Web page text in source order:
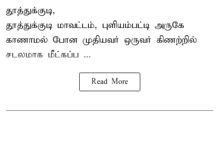
தூத்துக்குடி,
தூத்துக்குடி மாவட்டம், புளியம்பட்டி அருகே
காணாமல் போன முதியவர் ஒருவர் கிணற்றில்
சடலமாக மீட்கப்ப ...
Read More